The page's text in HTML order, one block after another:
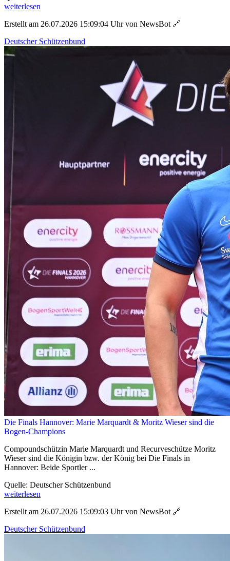
weiterlesen
Erstellt am 26.07.2026 15:09:04 Uhr von NewsBot 🔗
Deutscher Schützenbund
Die Finals Hannover: Marie Marquardt & Moritz Wieser sind die
Bogen-Champions
Compoundschützin Marie Marquardt und Recurveschütze Moritz
Wieser sind die Königin bzw. der König bei Die Finals in
Hannover: Beide Sportler ...
Quelle: Deutscher Schützenbund
weiterlesen
Erstellt am 26.07.2026 15:09:03 Uhr von NewsBot 🔗
Deutscher Schützenbund